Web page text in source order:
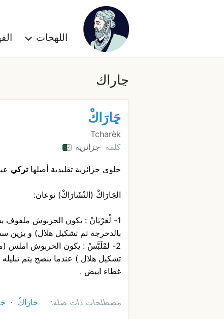
اللهجات
ڃاراك
ڃَارَاكْ
Tcharèk
كلمة جزائرية
حلوى جزائرية تقليدية أصلهاتركي
الڃَارَاكْ (التْشَارَاكْ) نوعان:
1- لْعَرْيَانْ : يكون الحربوش ملفوف
بالدحرجة ثم تشكيل هلال) و يزين
2- لمْلَبَّسْ : يكون الحربوش املس
تشكيل هلال ) عندما ينضج يتم
غطاء ابيض .
مصطلحات ذات صلة: چَارَاكْ